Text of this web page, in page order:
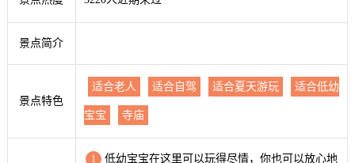
景点简介
景点特色
适合老人 适合自驾 适合夏天游玩 适合低幼
宝宝 寺庙
1 低幼宝宝在这里可以玩得尽情，你也可以放心地